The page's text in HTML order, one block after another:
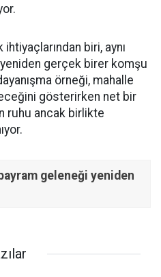
biri, aynı
yeniden gerçek birer komşu
örneği, mahalle
gösterirken net bir
ruhu ancak birlikte
geleneği yeniden